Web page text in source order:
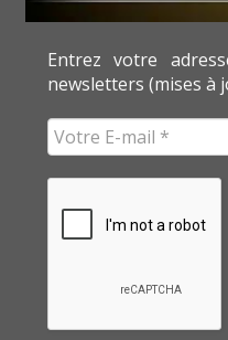
Entrez votre
newsletters (mises à